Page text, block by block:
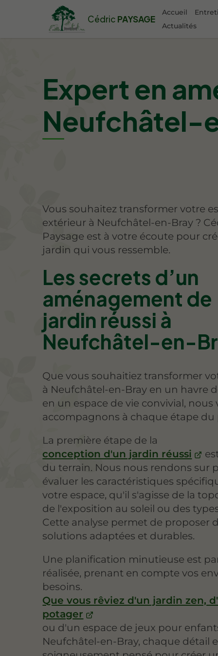
Cédric PAYSAGE
Accueil
Actualités
Expert en
Neufchâtel-
Vous souhaitez transformer votre
extérieur à Neufchâtel-en-Bray ?
Paysage est à votre écoute pour
jardin qui vous ressemble.
Les secrets d’un
aménagement de
jardin réussi à
Neufchâtel-en-
Que vous souhaitiez transformer
à Neufchâtel-en-Bray en un havre
en un espace de vie convivial, nous
accompagnons à chaque étape du
La première étape de la
conception d'un jardin réussi
du terrain. Nous nous rendons sur
évaluer les caractéristiques
votre espace, qu'il s'agisse de la
de l'exposition au soleil ou des
Cette analyse permet de proposer
solutions adaptées et durables.
Une planification minutieuse est
réalisée, prenant en compte vos
besoins.
Que vous rêviez d'un jardin zen,
potager
ou d'un espace de jeux pour
Neufchâtel-en-Bray, chaque détail